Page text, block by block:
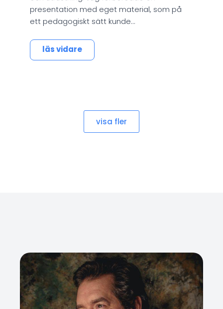
presentation med eget material, som på
ett pedagogiskt sätt kunde…
läs vidare
visa fler